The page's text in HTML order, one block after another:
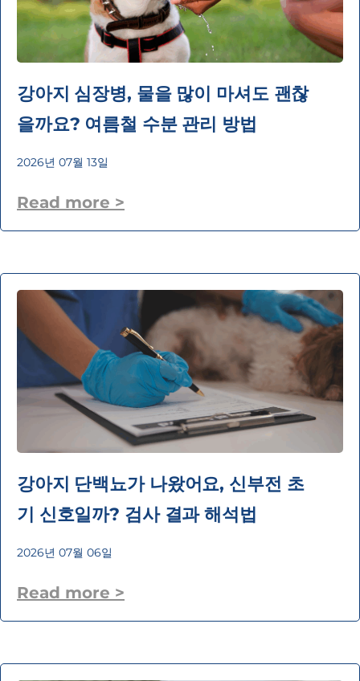
강아지 심장병, 물을 많이 마셔도 괜찮
을까요? 여름철 수분 관리 방법
2026년 07월 13일
Read more >
강아지 단백뇨가 나왔어요, 신부전 초
기 신호일까? 검사 결과 해석법
2026년 07월 06일
Read more >